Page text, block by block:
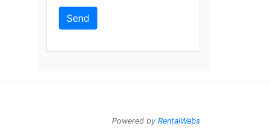
Send
Powered by RentalWebs